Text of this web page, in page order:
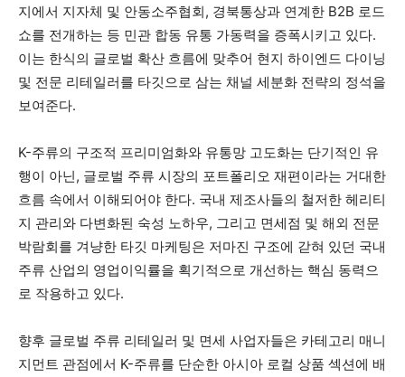
지에서 지자체 및 안동소주협회, 경북통상과 연계한 B2B 로드
쇼를 전개하는 등 민관 합동 유통 가동력을 증폭시키고 있다.
이는 한식의 글로벌 확산 흐름에 맞추어 현지 하이엔드 다이닝
및 전문 리테일러를 타깃으로 삼는 채널 세분화 전략의 정석을
보여준다.
K-주류의 구조적 프리미엄화와 유통망 고도화는 단기적인 유
행이 아닌, 글로벌 주류 시장의 포트폴리오 재편이라는 거대한
흐름 속에서 이해되어야 한다. 국내 제조사들의 철저한 헤리티
지 관리와 다변화된 숙성 노하우, 그리고 면세점 및 해외 전문
박람회를 겨냥한 타깃 마케팅은 저마진 구조에 갇혀 있던 국내
주류 산업의 영업이익률을 획기적으로 개선하는 핵심 동력으
로 작용하고 있다.
향후 글로벌 주류 리테일러 및 면세 사업자들은 카테고리 매니
지먼트 관점에서 K-주류를 단순한 아시아 로컬 상품 섹션에 배